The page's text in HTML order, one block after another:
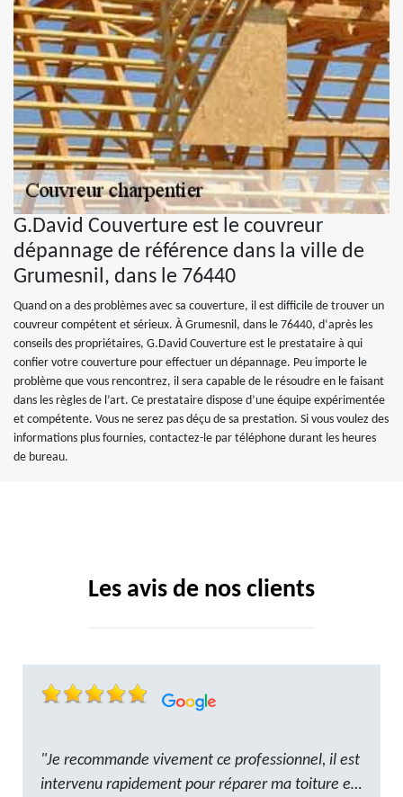
G.David Couverture est le couvreur
dépannage de référence dans la ville de
Grumesnil, dans le 76440
Quand on a des problèmes avec sa couverture, il est difficile de trouver un
couvreur compétent et sérieux. À Grumesnil, dans le 76440, d‘après les
conseils des propriétaires, G.David Couverture est le prestataire à qui
confier votre couverture pour effectuer un dépannage. Peu importe le
problème que vous rencontrez, il sera capable de le résoudre en le faisant
dans les règles de l’art. Ce prestataire dispose d’une équipe expérimentée
et compétente. Vous ne serez pas déçu de sa prestation. Si vous voulez des
informations plus fournies, contactez-le par téléphone durant les heures
de bureau.
Les avis de nos clients
"Je recommande vivement ce professionnel, il est
intervenu rapidement pour réparer ma toiture et